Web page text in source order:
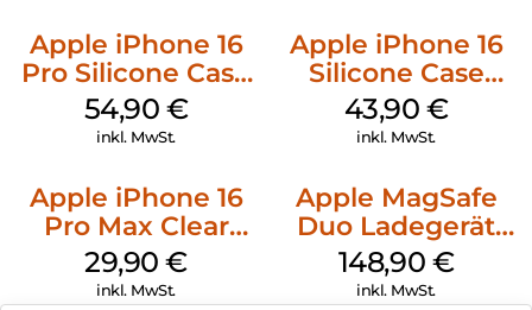
Apple iPhone 16
Pro Silicone Case
MagSafe Black
54,90 €
inkl. MwSt.
Apple iPhone 16
Silicone Case
MagSafe Plum
43,90 €
inkl. MwSt.
Apple iPhone 16
Pro Max Clear
Case MagSafe
Transparent
29,90€
inkl. MwSt.
Apple MagSafe
Duo Ladegerät
Weiß
148,90 €
inkl. MwSt.